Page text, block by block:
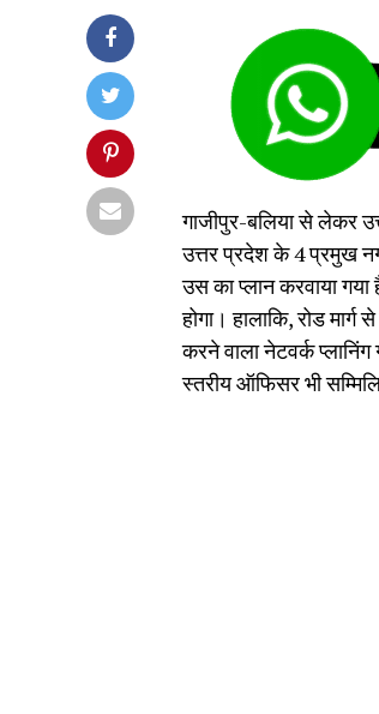
गाजीपुर-बलिया से लेकर
उत्तर प्रदेश के 4 प्रमुख
उस का प्लान करवाया
होगा। हालाकि, रोड
करने वाला नेटवर्क
स्तरीय ऑफिसर भी